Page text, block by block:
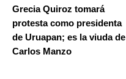
Grecia Quiroz tomará
protesta como presidenta
de Uruapan; es la viuda de
Carlos Manzo